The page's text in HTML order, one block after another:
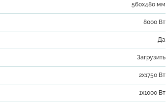
560х480 мм
8000 Вт
Да
Загрузить
2х1750 Вт
1х1000 Вт